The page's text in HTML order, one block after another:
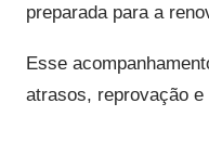
preparada para a
Esse
atrasos, reprovação